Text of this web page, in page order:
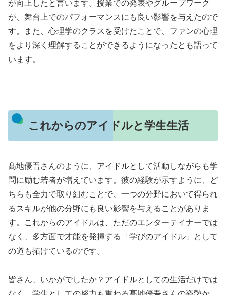
が向上したと言います。授業での発表やグループワーク
が、舞台上でのパフォーマンスにも良い影響を与えたので
す。また、心理学のクラスを受けたことで、ファンの心理
をより深く理解することができるようになったとも語って
います。
これからのアイドルと学生生活
髙地優吾さんのように、アイドルとして活動しながらも学
問に励む若者が増えています。彼の経験が示すように、ど
ちらも全力で取り組むことで、一つの分野において得られ
るスキルが他の分野にも良い影響を与えることがありま
す。これからのアイドルは、ただのエンターテイナーでは
なく、多方面で才能を発揮する「学びのアイドル」として
の道も拓けているのです。
皆さん、いかがでしたか？アイドルとしての生活だけでは